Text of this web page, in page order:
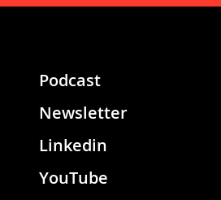
Podcast
Newsletter
Linkedin
YouTube